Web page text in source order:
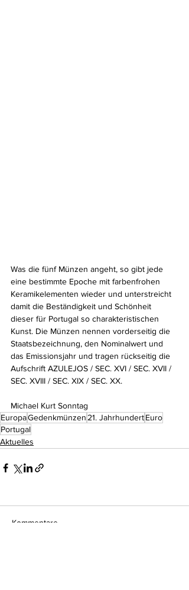
Was die fünf Münzen angeht, so gibt jede
eine bestimmte Epoche mit farbenfrohen
Keramikelementen wieder und unterstreicht
damit die Beständigkeit und Schönheit
dieser für Portugal so charakteristischen
Kunst. Die Münzen nennen vorderseitig die
Staatsbezeichnung, den Nominalwert und
das Emissionsjahr und tragen rückseitig die
Aufschrift AZULEJOS / SEC. XVI / SEC. XVII /
SEC. XVIII / SEC. XIX / SEC. XX.
Michael Kurt Sonntag
EuropaGedenkmünzen 21. JahrhundertEuro
Portugal
Aktuelles
Kommentare